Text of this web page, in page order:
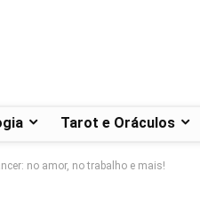
Tarot e Oráculos
no amor, no trabalho e mais!